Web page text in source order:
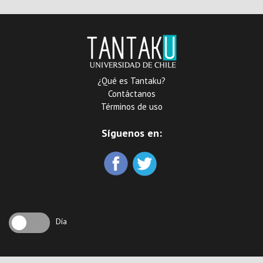
¿Qué es Tantaku?
Contáctanos
Términos de uso
Síguenos en:
Día